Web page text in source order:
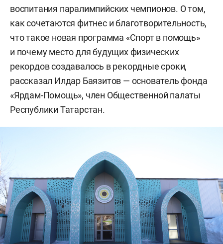
воспитания паралимпийских чемпионов. О том,
как сочетаются фитнес и благотворительность,
что такое новая программа «Спорт в помощь»
и почему место для будущих физических
рекордов создавалось в рекордные сроки,
рассказал Илдар Баязитов — основатель фонда
«Ярдам-Помощь», член Общественной палаты
Республики Татарстан.